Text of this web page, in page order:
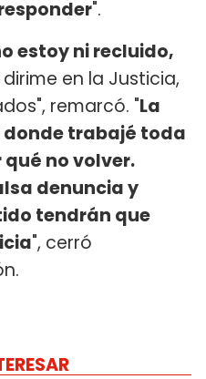
".
estoy ni recluido,
dirime en la Justicia,
remarcó. "La
donde trabajé toda
no volver.
denuncia y
tendrán que
", cerró